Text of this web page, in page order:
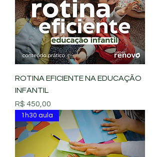
ROTINA EFICIENTE NA EDUCAÇÃO
INFANTIL
Preço
R$ 450,00
1h30 aula